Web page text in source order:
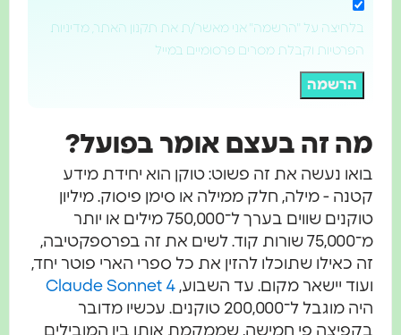
בלחיצה על "הרשמה" אני מאשר/ת את תקנון האתר, מדיניות
הפרטיות וקבלת מסרים פרסומיים במייל
הרשמה
מה זה בעצם אומר בפועל?
בואו נעשה את זה פשוט: טוקן הוא יחידת מידע
קטנה - מילה, חלק ממילה או סימן פיסוק. מיליון
טוקנים שווים בערך ל־750,000 מילים או יותר
מ־75,000 שורות קוד. לשים את זה בפרספקטיבה,
זה כאילו שתוכלו להזין את כל ספרי הארי פוטר יחד,
ועוד יישאר מקום. עד השבוע, Claude Sonnet 4
היה מוגבל ל־200,000 טוקנים. עכשיו מדובר
בקפיצה פי חמישה, שממקמת אותו בין המובילים